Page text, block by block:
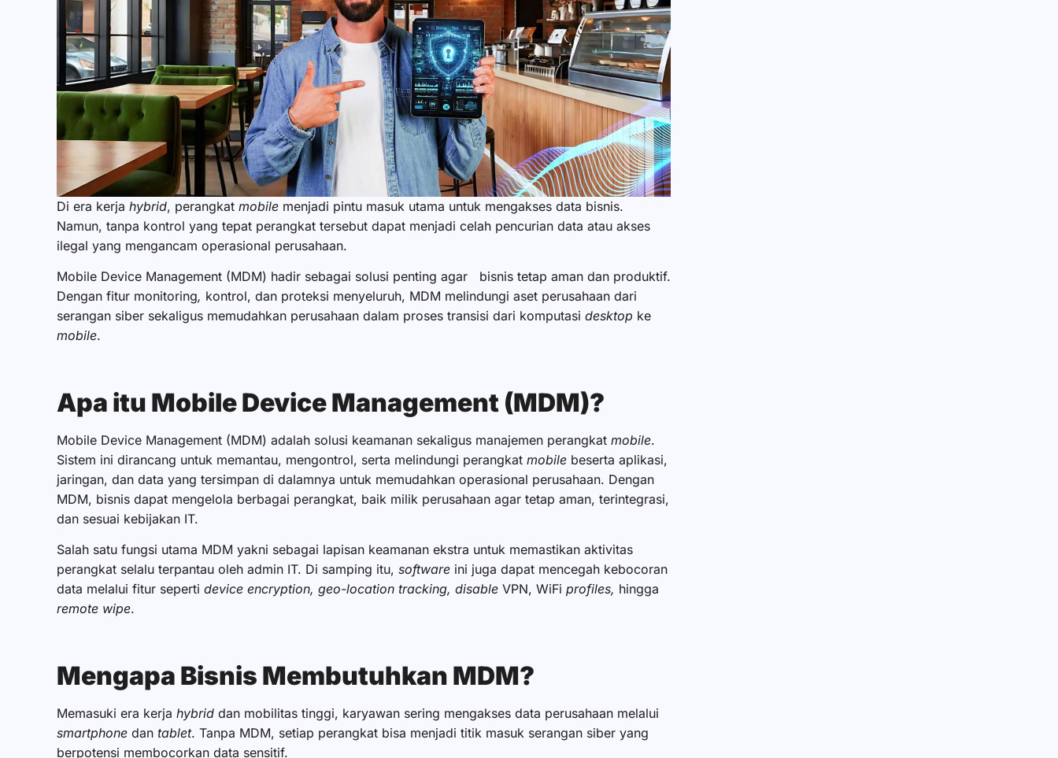
Di era kerja hybrid, perangkat mobile menjadi pintu masuk utama untuk mengakses data bisnis.
Namun, tanpa kontrol yang tepat perangkat tersebut dapat menjadi celah pencurian data atau akses
ilegal yang mengancam operasional perusahaan.
Mobile Device Management (MDM) hadir sebagai solusi penting agar bisnis tetap aman dan produktif.
Dengan fitur monitoring, kontrol, dan proteksi menyeluruh, MDM melindungi aset perusahaan dari
serangan siber sekaligus memudahkan perusahaan dalam proses transisi dari komputasi desktop ke
mobile.
Apa itu Mobile Device Management (MDM)?
Mobile Device Management (MDM) adalah solusi keamanan sekaligus manajemen perangkat mobile.
Sistem ini dirancang untuk memantau, mengontrol, serta melindungi perangkat mobile beserta aplikasi,
jaringan, dan data yang tersimpan di dalamnya untuk memudahkan operasional perusahaan. Dengan
MDM, bisnis dapat mengelola berbagai perangkat, baik milik perusahaan agar tetap aman, terintegrasi,
dan sesuai kebijakan IT.
Salah satu fungsi utama MDM yakni sebagai lapisan keamanan ekstra untuk memastikan aktivitas
perangkat selalu terpantau oleh admin IT. Di samping itu, software ini juga dapat mencegah kebocoran
data melalui fitur seperti device encryption, geo-location tracking, disable VPN, WiFi profiles, hingga
remote wipe.
Mengapa Bisnis Membutuhkan MDM?
Memasuki era kerja hybrid dan mobilitas tinggi, karyawan sering mengakses data perusahaan melalui
smartphone dan tablet. Tanpa MDM, setiap perangkat bisa menjadi titik masuk serangan siber yang
berpotensi membocorkan data sensitif.